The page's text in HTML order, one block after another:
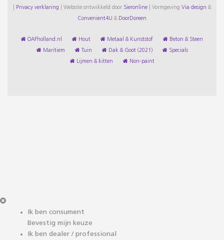
Privacy verklaring Website ontwikkeld door Sieronline Vormgeving Via design &
Convenient4U & DoorDoreen
OAFholland.nl Hout Metaal & Kunststof Beton & Steen
Maritiem Tuin Dak & Goot (2021) Specials
Lijmen & kitten Non-paint
Ik ben consument
Bevestig mijn keuze
Ik ben dealer / professional